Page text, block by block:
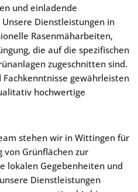
und einladende
Dienstleistungen in
Rasenmäharbeiten,
die auf die spezifischen
zugeschnitten sind.
Fachkenntnisse gewährleisten
hochwertige
stehen wir in Wittingen für
von Grünflächen zur
lokalen Gegebenheiten und
Dienstleistungen